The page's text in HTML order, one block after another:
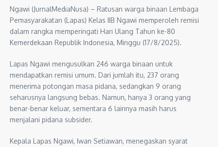
Ngawi (JurnalMediaNusa) – Ratusan warga binaan Lembaga
Pemasyarakatan (Lapas) Kelas IIB Ngawi memperoleh remisi
dalam rangka memperingati Hari Ulang Tahun ke-80
Kemerdekaan Republik Indonesia, Minggu (17/8/2025).
Lapas Ngawi mengusulkan 246 warga binaan untuk
mendapatkan remisi umum. Dari jumlah itu, 237 orang
menerima potongan masa pidana, sedangkan 9 orang
seharusnya langsung bebas. Namun, hanya 3 orang yang
benar-benar keluar, sementara 6 lainnya masih harus
menjalani pidana subsider.
Kepala Lapas Ngawi, Iwan Setiawan, menegaskan syarat